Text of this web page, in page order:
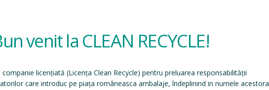
venit la CLEAN RECYCLE!
companie licențiată (Licența Clean Recycle) pentru preluarea responsabilității
care introduc pe piața româneasca ambalaje, îndeplinind in numele acestora